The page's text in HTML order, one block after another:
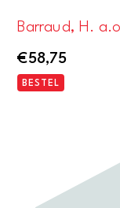
Barraud, H.
€58,75
BESTEL